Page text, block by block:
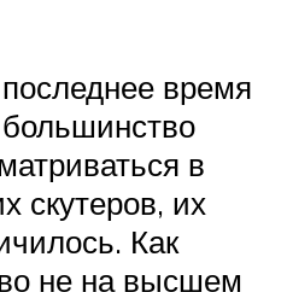
время
в
скутеров, их
Как
не на высшем